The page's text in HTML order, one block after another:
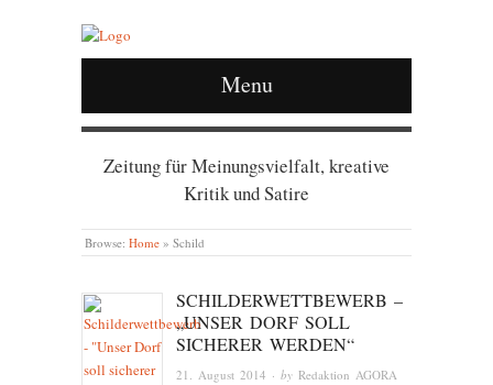
Menu
Zeitung für Meinungsvielfalt, kreative
Kritik und Satire
Browse: Home » Schild
SCHILDERWETTBEWERB –
„UNSER DORF SOLL
SICHERER WERDEN“
21. August 2014 · byRedaktion AGORA